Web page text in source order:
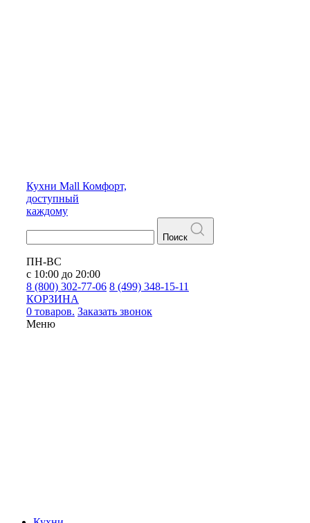
Кухни Mall Комфорт,
доступный
каждому
Поиск
ПН-ВС
с 10:00 до 20:00
8 (800) 302-77-06 8 (499) 348-15-11
КОРЗИНА
0 товаров. Заказать звонок
Меню